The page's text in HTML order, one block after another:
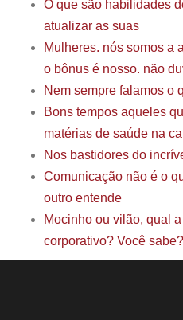
O que são habilidades
atualizar as suas
Mulheres. nós somos a
o bônus é nosso. não
Nem sempre falamos o
Bons tempos aqueles
matérias de saúde na
Nos bastidores do
Comunicação não é o
outro entende
Mocinho ou vilão, qual
corporativo? Você sabe?